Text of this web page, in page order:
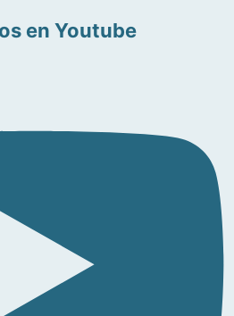
en Youtube